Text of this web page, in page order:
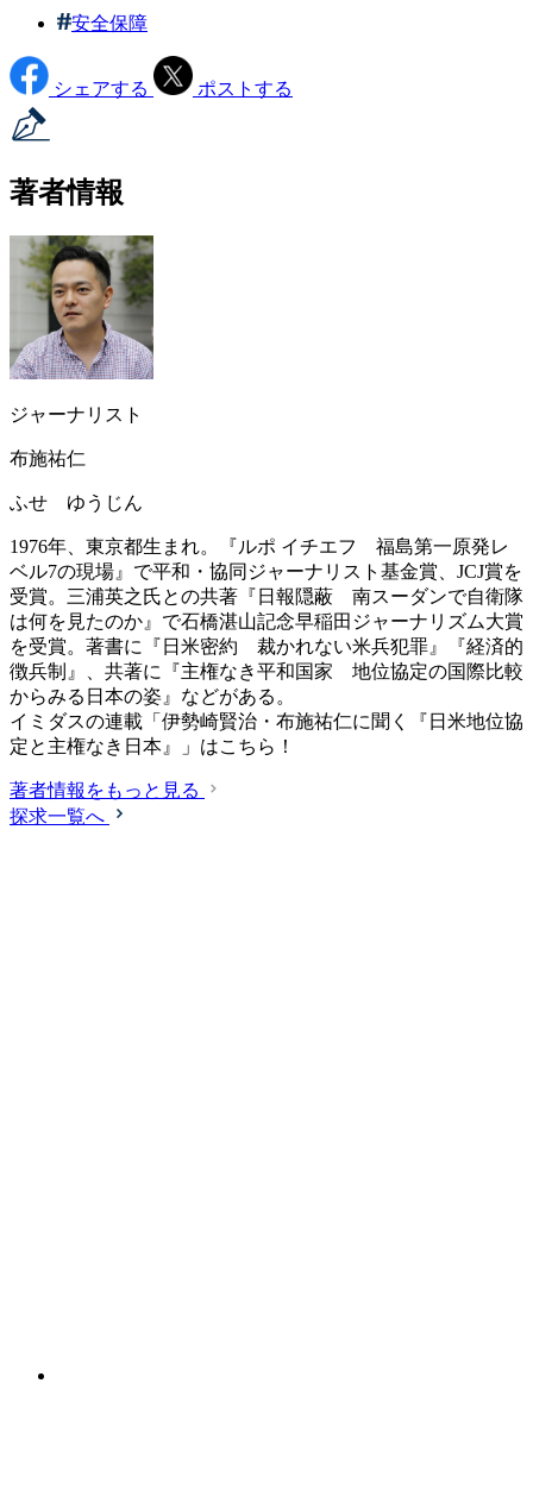
安全保障
シェアする ポストする
著者情報
ジャーナリスト
布施祐仁
ふせ ゆうじん
1976年、東京都生まれ。『ルポ イチエフ 福島第一原発レ
ベル7の現場』で平和・協同ジャーナリスト基金賞、JCJ賞を
受賞。三浦英之氏との共著『日報隠蔽 南スーダンで自衛隊
は何を見たのか』で石橋湛山記念早稲田ジャーナリズム大賞
を受賞。著書に『日米密約 裁かれない米兵犯罪』『経済的
徴兵制』、共著に『主権なき平和国家 地位協定の国際比較
からみる日本の姿』などがある。
イミダスの連載「伊勢崎賢治・布施祐仁に聞く『日米地位協
定と主権なき日本』」はこちら！
著者情報をもっと見る
探求一覧へ